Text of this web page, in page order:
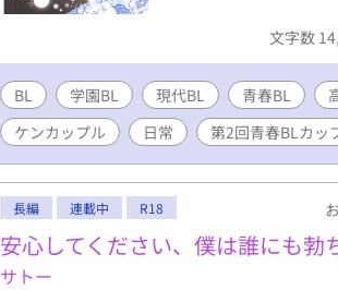
文字数
BL 学園BL 現代BL 青春BL
ケンカップル
日常 第2回青春BLカッ
長編 連載中 R18
安心してください、僕は誰にも勃
サトー